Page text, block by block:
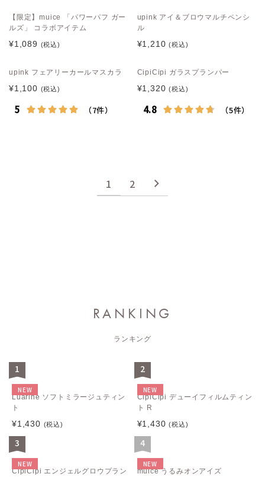
【限定】muice 「パワーパフ ガー
ルズ」 コラボアイテム
¥1,089 (税込)
upink アイ＆ブロウマルチペンシ
ル
¥1,210 (税込)
upink フェアリーカールマスカラ
¥1,100 (税込)
CipiCipi ガラスプランパー
¥1,320 (税込)
1 2
RANKING
ランキング
1
NEW
Luarine ソフトミラージュティン
ト
¥1,430 (税込)
2
NEW
CipiCipi デューイフィルムティン
ト R
¥1,430 (税込)
3
NEW
CipiCipi エンジェルグロウプラン
4
NEW
muice うるみオンアイズ